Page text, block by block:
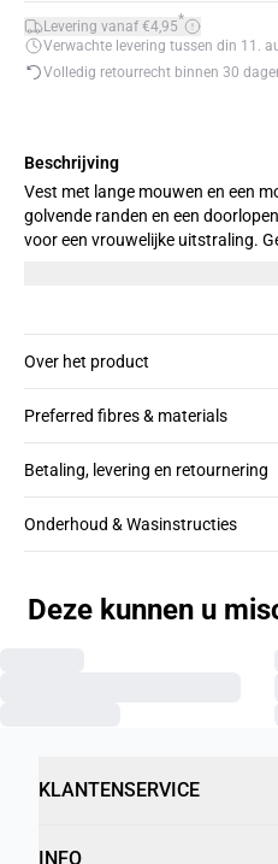
Levering vanaf €4,95*
Verwachte levering tussen din 11.
Volledig retourrecht binnen 30
Beschrijving
Vest met lange mouwen en een
golvende randen en een
voor een vrouwelijke uitstraling.
comfortabel materiaal, ideaal voor
Over het product
Preferred fibres & materials
Betaling, levering en retournering
Onderhoud & Wasinstructies
Deze kunnen u
KLANTENSERVICE
INFO